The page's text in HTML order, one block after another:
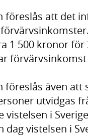
föreslås att det
1 500 kronor
föreslås även
utvidgas
vistelsen i
dag vistelsen i